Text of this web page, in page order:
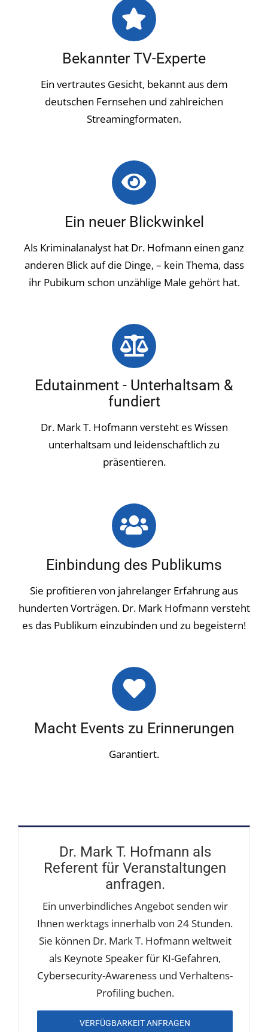
Bekannter TV-Experte
Ein vertrautes Gesicht, bekannt aus dem
deutschen Fernsehen und zahlreichen
Streamingformaten.
Ein neuer Blickwinkel
Als Kriminalanalyst hat Dr. Hofmann einen ganz
anderen Blick auf die Dinge, – kein Thema, dass
ihr Pubikum schon unzählige Male gehört hat.
Edutainment - Unterhaltsam &
fundiert
Dr. Mark T. Hofmann versteht es Wissen
unterhaltsam und leidenschaftlich zu
präsentieren.
Einbindung des Publikums
Sie profitieren von jahrelanger Erfahrung aus
hunderten Vorträgen. Dr. Mark Hofmann versteht
es das Publikum einzubinden und zu begeistern!
Macht Events zu Erinnerungen
Garantiert.
Dr. Mark T. Hofmann als
Referent für Veranstaltungen
anfragen.
Ein unverbindliches Angebot senden wir
Ihnen werktags innerhalb von 24 Stunden.
Sie können Dr. Mark T. Hofmann weltweit
als Keynote Speaker für KI-Gefahren,
Cybersecurity-Awareness und Verhaltens-
Profiling buchen.
VERFÜGBARKEIT ANFRAGEN